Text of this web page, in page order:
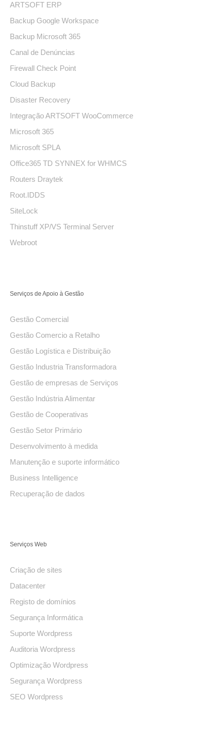
ARTSOFT ERP
Backup Google Workspace
Backup Microsoft 365
Canal de Denúncias
Firewall Check Point
Cloud Backup
Disaster Recovery
Integração ARTSOFT WooCommerce
Microsoft 365
Microsoft SPLA
Office365 TD SYNNEX for WHMCS
Routers Draytek
Root.IDDS
SiteLock
Thinstuff XP/VS Terminal Server
Webroot
Serviços de Apoio à Gestão
Gestão Comercial
Gestão Comercio a Retalho
Gestão Logística e Distribuição
Gestão Industria Transformadora
Gestão de empresas de Serviços
Gestão Indústria Alimentar
Gestão de Cooperativas
Gestão Setor Primário
Desenvolvimento à medida
Manutenção e suporte informático
Business Intelligence
Recuperação de dados
Serviços Web
Criação de sites
Datacenter
Registo de domínios
Segurança Informática
Suporte Wordpress
Auditoria Wordpress
Optimização Wordpress
Segurança Wordpress
SEO Wordpress